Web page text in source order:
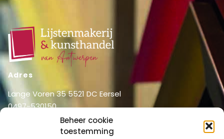
Beheer cookie
toestemming
Adres
Lange Voren 35 5521 DC Eersel
0497-530150
info@lijstenmakerij vanantwerpen.nl